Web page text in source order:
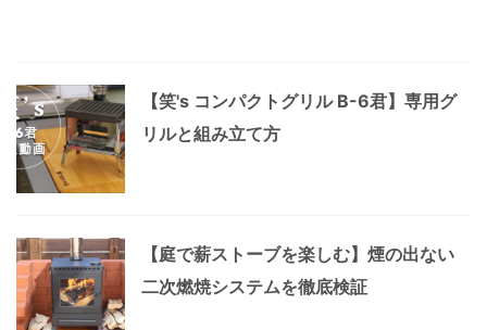
【笑's コンパクトグリル B-6君】専用グ
リルと組み立て方
【庭で薪ストーブを楽しむ】煙の出ない
二次燃焼システムを徹底検証